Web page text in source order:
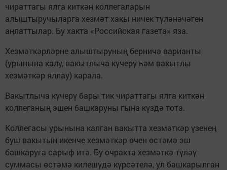
чираттагы ялга киткән коллегаларын
алыштыручыларга хезмәт хакы ничек түләнәчәген
аңлаттылар. Бу хакта «Российская газета» яза.
Хезмәткәрләрне алыштыруның берничә варианты
(урынына калу, вакытлыча күчерү һәм вакытлы
хезмәткәр яллау) карала.
Вакытлыча күчерү бары тик чираттагы ялга киткән
коллеганың эшен башкаруны гына күздә тота.
Коллегасы урынына калган вакытта хезмәткәр үзенең
буш вакытын икенче хезмәткәр өчен өстәмә эш
башкаруга сарыф итә. Бу очракта хезмәткә түләү
суммасы өстәмә килешүдә күрсәтелә, ул башкарылган